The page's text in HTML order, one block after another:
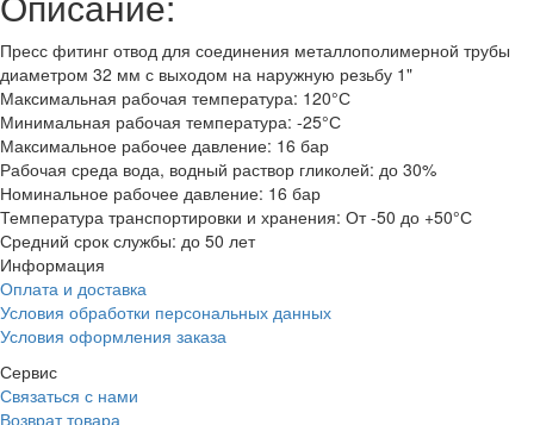
Пресс фитинг отвод для соединения металлополимерной трубы
диаметром 32 мм с выходом на наружную резьбу 1"
Максимальная рабочая температура: 120°С
Минимальная рабочая температура: -25°С
Максимальное рабочее давление: 16 бар
Рабочая среда вода, водный раствор гликолей: до 30%
Номинальное рабочее давление: 16 бар
Температура транспортировки и хранения: От -50 до +50°С
Средний срок службы: до 50 лет
Информация
Оплата и доставка
Условия обработки персональных данных
Условия оформления заказа
Сервис
Связаться с нами
Возврат товара